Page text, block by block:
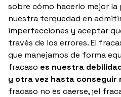
sobre cómo hacerlo mejor la
nuestra terquedad en
imperfecciones y aceptar
través de los errores. El
que manejamos de forma
fracaso es nuestra
y otra vez hasta conseguir
fracaso no es caerse, ¡el